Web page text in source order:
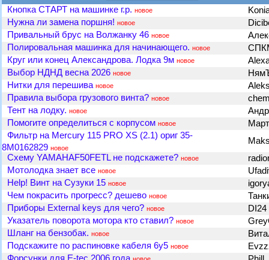
Кнопка СТАРТ на машинке г.р. новое
Нужна ли замена поршня! новое
Привальный брус на Волжанку 46 новое
Полировальная машинка для начинающего. новое
Круг или конец Александрова. Лодка 9м новое
Выбор НДНД весна 2026 новое
Нитки для перешива новое
Правила выбора грузового винта? новое
Тент на лодку. новое
Помогите определиться с корпусом новое
Фильтр на Mercury 115 PRO XS (2.1) ориг 35-
8M0162829 новое
Схему YAMAHAF50FETL не подскажете? новое
Мотолодка знает все новое
Help! Винт на Сузуки 15 новое
Чем покрасить прогресс? дешево новое
Приборы External keys для чего? новое
DI24
Указатель поворота мотора кто ставил? новое
Шланг на бензобак. новое
Подскажите по распиновке кабеля 6y5 новое